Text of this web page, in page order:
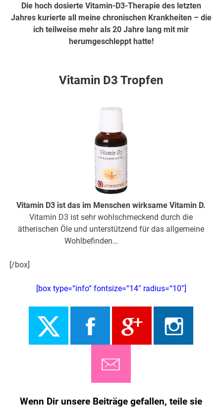
Die hoch dosierte Vitamin-D3-Therapie des letzten
Jahres kurierte all meine chronischen Krankheiten – die
ich teilweise mehr als 20 Jahre lang mit mir
herumgeschleppt hatte!
Vitamin D3 Tropfen
Vitamin D3 ist das im Menschen wirksame Vitamin D.
Vitamin D3 ist sehr wohlschmeckend durch die
ätherischen Öle und unterstützend für das allgemeine
Wohlbefinden…
[/box]
[box type=“info“ fontsize=“14″ radius=“10″]
Wenn Dir unsere Beiträge gefallen, teile sie